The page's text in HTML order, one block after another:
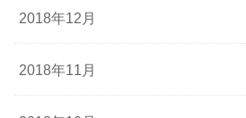
2018年12月
2018年11月